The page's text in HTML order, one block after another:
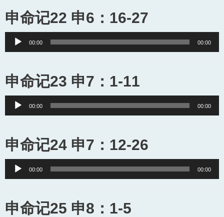
申命记22 申6：16-27
Audio
Player
00:00 00:00
申命记23 申7：1-11
Audio
Player
00:00 00:00
申命记24 申7：12-26
Audio
Player
00:00 00:00
申命记25 申8：1-5